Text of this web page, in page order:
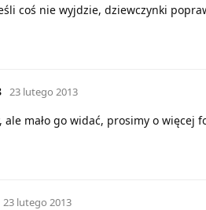
coś nie wyjdzie, dziewczynki
23 lutego 2013
ale mało go widać, prosimy o więcej
23 lutego 2013